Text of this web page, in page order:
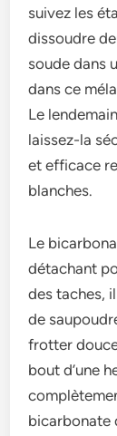
suivez les
dissoudre­
soude dans
dans ce
Le
laissez-la
et efficace
blanches.
Le
détachant
de­s taches,
de
frotter
bout d’une­
bicarbonate